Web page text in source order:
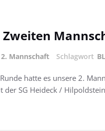
2. Mannschaft Schlagwort
hatte es unsere 2.
der SG Heideck /